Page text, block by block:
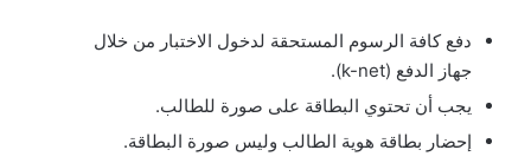
دفع كافة الرسوم المستحقة لدخول الاختبار من خلال
جهاز الدفع (k-net).
يجب أن تحتوي البطاقة على صورة للطالب.
إحضار بطاقة هوية الطالب وليس صورة البطاقة.